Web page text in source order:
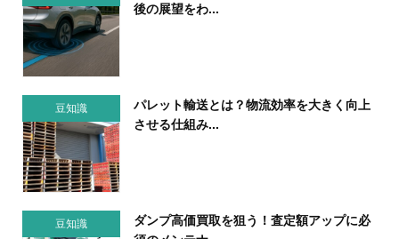
後の展望をわ...
豆知識
パレット輸送とは？物流効率を大きく向上
させる仕組み...
豆知識
ダンプ高価買取を狙う！査定額アップに必